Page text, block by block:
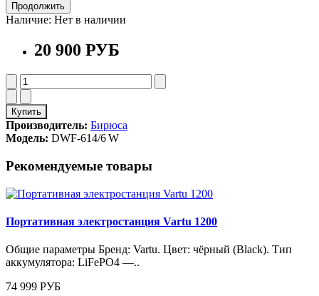
Продолжить
Наличие: Нет в наличии
20 900 РУБ
Купить
Производитель: Бирюса
Модель: DWF‑614/6 W
Рекомендуемые товары
Портативная электростанция Vartu 1200
Общие параметры Бренд: Vartu. Цвет: чёрный (Black). Тип
аккумулятора: LiFePO4 —..
74 999 РУБ